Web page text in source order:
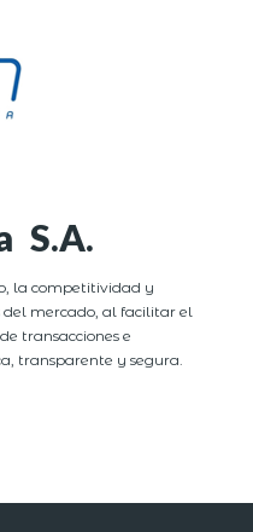
S.A.
la competitividad y
mercado, al facilitar el
transacciones e
transparente y segura.